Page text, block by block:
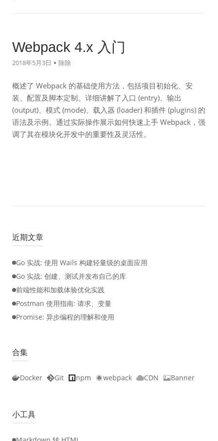
Webpack 4.x 入门
2018年5月3日 除除
概述了 Webpack 的基础使用方法，包括项目初始化、安
装、配置及脚本定制。详细讲解了入口 (entry)、输出
(output)、模式 (mode)、载入器 (loader) 和插件 (plugins) 的
语法及示例。通过实际操作展示如何快速上手 Webpack，强
调了其在模块化开发中的重要性及灵活性。
近期文章
Go 实战: 使用 Wails 构建轻量级的桌面应用
Go 实战: 创建、测试并发布自己的库
前端性能和加载体验优化实践
Postman 使用指南: 请求、变量
Promise: 异步编程的理解和使用
合集
Docker Git npm webpack CDN Banner
小工具